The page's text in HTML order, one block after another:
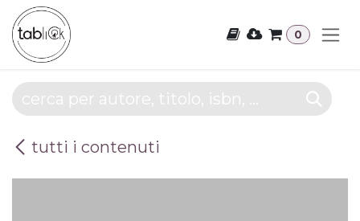
Passa al contenuto
0
tutti i contenuti